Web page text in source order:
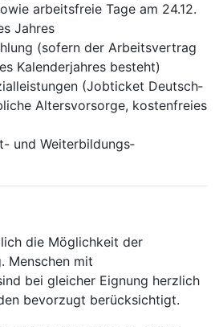
arbeitsfreie Tage am 24.12.
Jahres
(sofern der Arbeits­ver­trag
Kalenderjahres besteht)
(Jobticket Deutsch­
Altersvorsorge, kostenfreies
und Weiterbildungs­
die Möglichkeit der
Menschen mit
bei gleicher Eignung herzlich
bevorzugt berücksichtigt.